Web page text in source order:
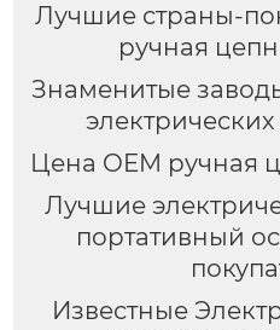
Лучшие страны-
ручная
Знаменитые
Цена OEM ручная
Лучшие
портативный
Известные